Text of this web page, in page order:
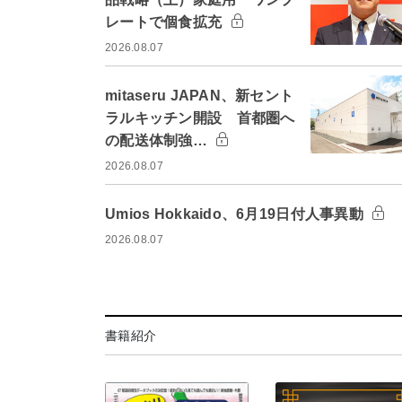
レートで個食拡充
2026.08.07
mitaseru JAPAN、新セント
ラルキッチン開設 首都圏へ
の配送体制強…
2026.08.07
Umios Hokkaido、6月19日付人事異動
2026.08.07
書籍紹介